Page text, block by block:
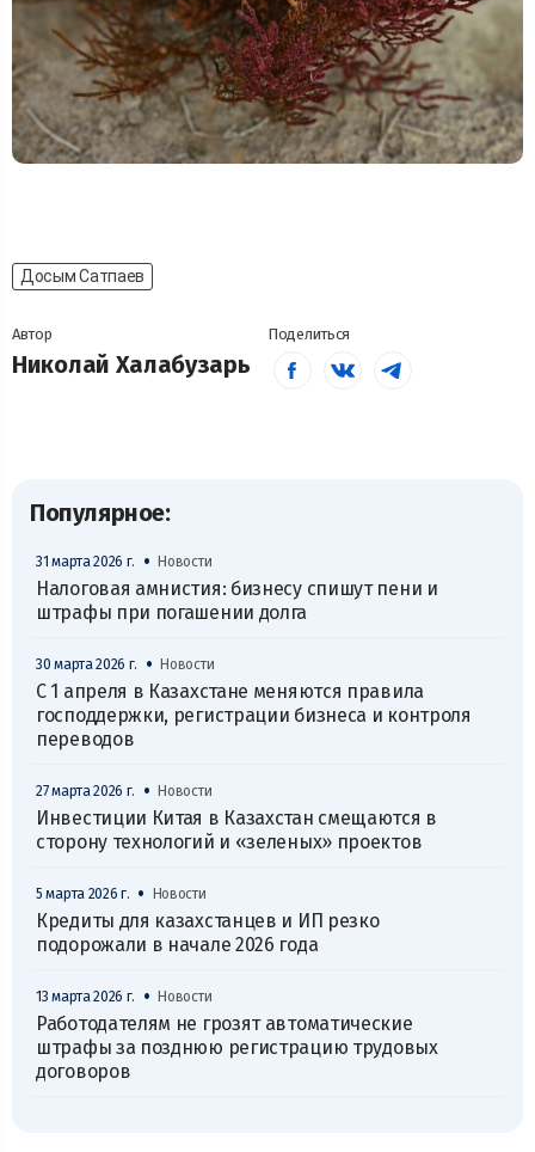
Досым Сатпаев
Автор
Николай Халабузарь
Поделиться
Популярное:
31 марта 2026 г. • Новости
Налоговая амнистия: бизнесу спишут пени и
штрафы при погашении долга
30 марта 2026 г. • Новости
С 1 апреля в Казахстане меняются правила
господдержки, регистрации бизнеса и контроля
переводов
27 марта 2026 г. • Новости
Инвестиции Китая в Казахстан смещаются в
сторону технологий и «зеленых» проектов
5 марта 2026 г. • Новости
Кредиты для казахстанцев и ИП резко
подорожали в начале 2026 года
13 марта 2026 г. • Новости
Работодателям не грозят автоматические
штрафы за позднюю регистрацию трудовых
договоров